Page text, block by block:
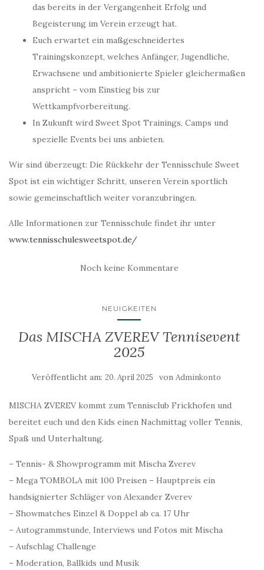
das bereits in der Vergangenheit Erfolg und
Begeisterung im Verein erzeugt hat.
Euch erwartet ein maßgeschneidertes
Trainingskonzept, welches Anfänger, Jugendliche,
Erwachsene und ambitionierte Spieler gleichermaßen
anspricht – vom Einstieg bis zur
Wettkampfvorbereitung.
In Zukunft wird Sweet Spot Trainings, Camps und
spezielle Events bei uns anbieten.
Wir sind überzeugt: Die Rückkehr der Tennisschule Sweet
Spot ist ein wichtiger Schritt, unseren Verein sportlich
sowie gemeinschaftlich weiter voranzubringen.
Alle Informationen zur Tennisschule findet ihr unter
www.tennisschulesweetspot.de/
Noch keine Kommentare
NEUIGKEITEN
Das MISCHA ZVEREV Tennisevent
2025
Veröffentlicht am: 20. April 2025 von Adminkonto
MISCHA ZVEREV kommt zum Tennisclub Frickhofen und
bereitet euch und den Kids einen Nachmittag voller Tennis,
Spaß und Unterhaltung.
– Tennis- & Showprogramm mit Mischa Zverev
– Mega TOMBOLA mit 100 Preisen – Hauptpreis ein
handsignierter Schläger von Alexander Zverev
– Showmatches Einzel & Doppel ab ca. 17 Uhr
– Autogrammstunde, Interviews und Fotos mit Mischa
– Aufschlag Challenge
– Moderation, Ballkids und Musik